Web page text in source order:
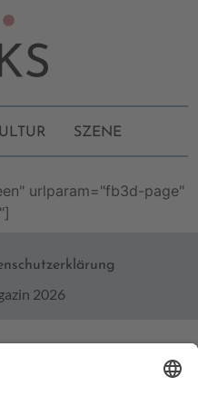
SZENE
urlparam="fb3d-page"
2026